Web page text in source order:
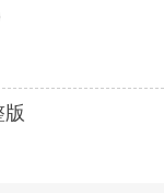
尔会拿起一面神奇
然在湖上泛舟，遇
外身亡，而这一切